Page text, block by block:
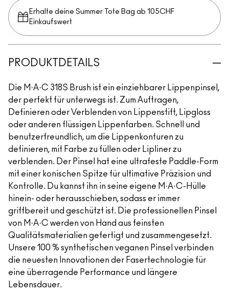
Erhalte deine Summer Tote Bag ab 105CHF
Einkaufswert​
PRODUKTDETAILS
Die M·A·C 318S Brush ist ein einziehbarer Lippenpinsel,
der perfekt für unterwegs ist. Zum Auftragen,
Definieren oder Verblenden von Lippenstift, Lipgloss
oder anderen flüssigen Lippenfarben. Schnell und
benutzerfreundlich, um die Lippenkonturen zu
definieren, mit Farbe zu füllen oder Lipliner zu
verblenden. Der Pinsel hat eine ultrafeste Paddle-Form
mit einer konischen Spitze für ultimative Präzision und
Kontrolle. Du kannst ihn in seine eigene M·A·C-Hülle
hinein- oder herausschieben, sodass er immer
griffbereit und geschützt ist. Die professionellen Pinsel
von M·A·C werden von Hand aus feinsten
Qualitätsmaterialien gefertigt und zusammengesetzt.
Unsere 100 % synthetischen veganen Pinsel verbinden
die neuesten Innovationen der Fasertechnologie für
eine überragende Performance und längere
Lebensdauer.